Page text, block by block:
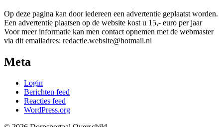
Op deze pagina kan door iedereen een advertentie geplaatst worden.
Een advertentie plaatsen op de website kost u 15,- euro per jaar
Voor meer informatie kan men contact opnemen met de webmaster
via dit emailadres: redactie.website@hotmail.nl
Meta
Login
Berichten feed
Reacties feed
WordPress.org